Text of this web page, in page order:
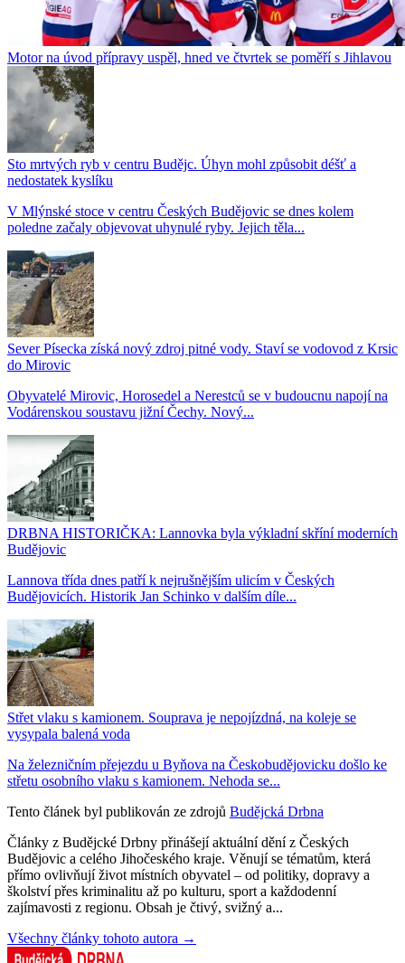
Motor na úvod přípravy uspěl, hned ve čtvrtek se poměří s Jihlavou
Sto mrtvých ryb v centru Budějc. Úhyn mohl způsobit déšť a
nedostatek kyslíku
V Mlýnské stoce v centru Českých Budějovic se dnes kolem
poledne začaly objevovat uhynulé ryby. Jejich těla...
Sever Písecka získá nový zdroj pitné vody. Staví se vodovod z Krsic
do Mirovic
Obyvatelé Mirovic, Horosedel a Nerestců se v budoucnu napojí na
Vodárenskou soustavu jižní Čechy. Nový...
DRBNA HISTORIČKA: Lannovka byla výkladní skříní moderních
Budějovic
Lannova třída dnes patří k nejrušnějším ulicím v Českých
Budějovicích. Historik Jan Schinko v dalším díle...
Střet vlaku s kamionem. Souprava je nepojízdná, na koleje se
vysypala balená voda
Na železničním přejezdu u Byňova na Českobudějovicku došlo ke
střetu osobního vlaku s kamionem. Nehoda se...
Tento článek byl publikován ze zdrojů Budějcká Drbna
Články z Budějcké Drbny přinášejí aktuální dění z Českých
Budějovic a celého Jihočeského kraje. Věnují se tématům, která
přímo ovlivňují život místních obyvatel – od politiky, dopravy a
školství přes kriminalitu až po kulturu, sport a každodenní
zajímavosti z regionu. Obsah je čtivý, svižný a...
Všechny články tohoto autora →